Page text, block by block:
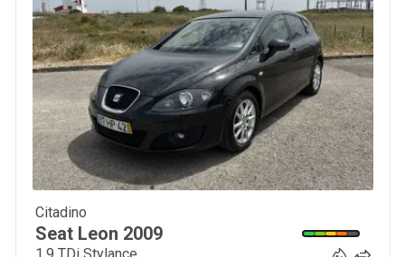
Citadino
Seat Leon 2009